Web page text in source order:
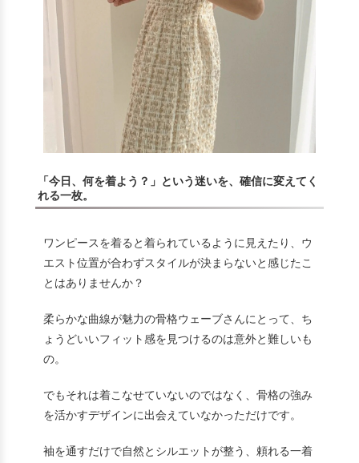
「今日、何を着よう？」という迷いを、確信に変えてく
れる一枚。
ワンピースを着ると着られているように見えたり、ウ
エスト位置が合わずスタイルが決まらないと感じたこ
とはありませんか？
柔らかな曲線が魅力の骨格ウェーブさんにとって、ち
ょうどいいフィット感を見つけるのは意外と難しいも
の。
でもそれは着こなせていないのではなく、骨格の強み
を活かすデザインに出会えていなかっただけです。
袖を通すだけで自然とシルエットが整う、頼れる一着